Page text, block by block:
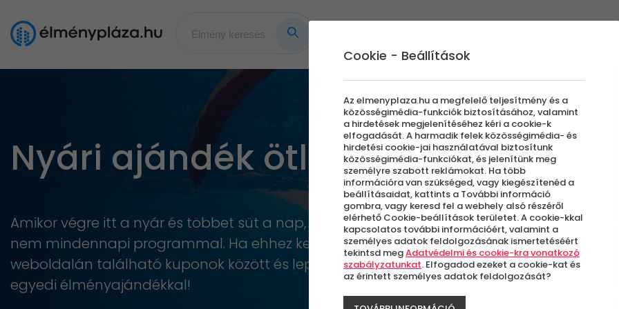
Nyári ajándék ötletek
Amikor végre itt a nyár és többet süt a nap, akkor mindenképp érdemes kihasználni a jó
nem mindennapi programmal. Ha ehhez keresel ötleteket, akkor nézz szét az
weboldalán található kuponok között és lepd meg ismerősöd – vagy akár saját magad
egyedi élményajándékkal!
Cookie - Beállítások
Az elmenyplaza.hu a megfelelő teljesítmény és a
közösségimédia-funkciók biztosításához, valamint
a hirdetések megjelenítéséhez kéri a cookie-k
elfogadását. A harmadik felek közösségimédia- és
hirdetési cookie-jai használatával biztosítunk
közösségimédia-funkciókat, és jelenítünk meg
személyre szabott reklámokat. Ha több
információra van szükséged, vagy kiegészítenéd a
beállításaidat, kattints a További információ
gombra, vagy keresd fel a webhely alsó részéről
elérhető Cookie-beállítások területet. A cookie-kkal
kapcsolatos további információért, valamint a
személyes adatok feldolgozásának ismertetéséért
tekintsd megAdatvédelmi és cookie-kra vonatkozó
szabályzatunkat. Elfogadod ezeket a cookie-kat és
az érintett személyes adatok feldolgozását?